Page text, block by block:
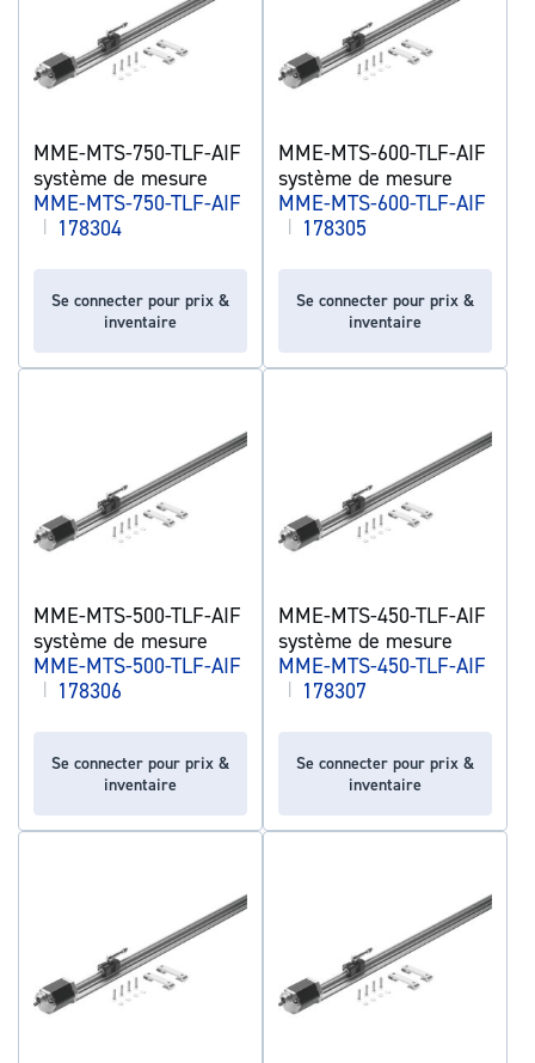
MME-MTS-750-TLF-AIF
système de mesure
MME-MTS-750-TLF-AIF
| 178304
Se connecter pour prix &
inventaire
MME-MTS-600-TLF-AIF
système de mesure
MME-MTS-600-TLF-AIF
| 178305
Se connecter pour prix &
inventaire
MME-MTS-500-TLF-AIF
système de mesure
MME-MTS-500-TLF-AIF
| 178306
Se connecter pour prix &
inventaire
MME-MTS-450-TLF-AIF
système de mesure
MME-MTS-450-TLF-AIF
| 178307
Se connecter pour prix &
inventaire